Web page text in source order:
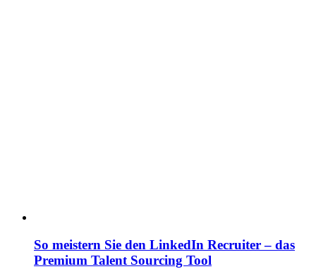
So meistern Sie den LinkedIn Recruiter – das
Premium Talent Sourcing Tool